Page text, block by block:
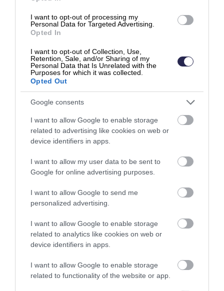
I want to opt-out of processing my
Personal Data for Targeted Advertising.
Opted In
I want to opt-out of Collection, Use,
Retention, Sale, and/or Sharing of my
Personal Data that Is Unrelated with the
Purposes for which it was collected.
Opted Out
Google consents
I want to allow Google to enable storage
related to advertising like cookies on web or
device identifiers in apps.
I want to allow my user data to be sent to
Google for online advertising purposes.
I want to allow Google to send me
personalized advertising.
I want to allow Google to enable storage
related to analytics like cookies on web or
device identifiers in apps.
I want to allow Google to enable storage
related to functionality of the website or app.
Monipuoliset käyttäjäroolit +
u003ca
href=u0022https://www.eco
m.fi/palvelut/kassaturva/u002
2u003eKassaturva-
Kassa
Matka- ja kululaskut